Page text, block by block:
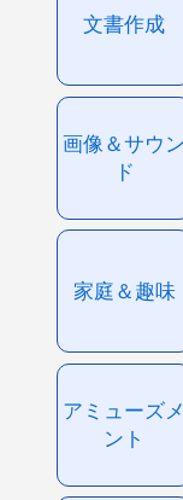
文書作成
画像＆サウン
ド
家庭＆趣味
アミューズメ
ント